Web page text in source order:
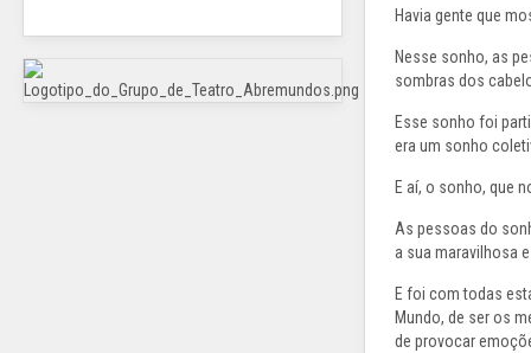
Havia gente que
Nesse sonho, as
sombras dos
Esse sonho foi
era um sonho
E aí, o sonho, que
As pessoas do
a sua maravilhosa
E foi com todas
Mundo, de ser os
de provocar